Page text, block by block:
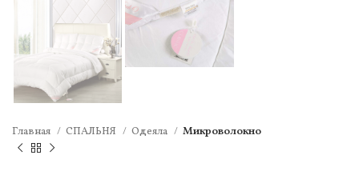
Главная СПАЛЬНЯ Одеяла Микроволокно